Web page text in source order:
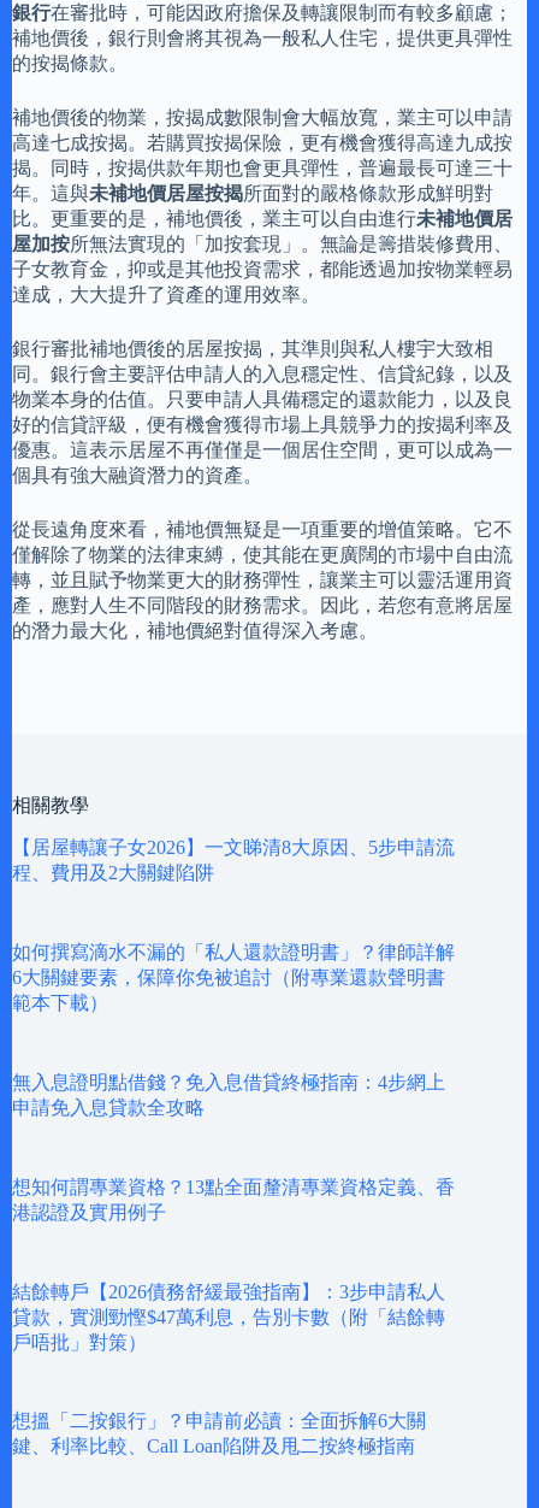
銀行在審批時，可能因政府擔保及轉讓限制而有較多顧慮；
補地價後，銀行則會將其視為一般私人住宅，提供更具彈性
的按揭條款。
補地價後的物業，按揭成數限制會大幅放寬，業主可以申請
高達七成按揭。若購買按揭保險，更有機會獲得高達九成按
揭。同時，按揭供款年期也會更具彈性，普遍最長可達三十
年。這與未補地價居屋按揭所面對的嚴格條款形成鮮明對
比。更重要的是，補地價後，業主可以自由進行未補地價居
屋加按所無法實現的「加按套現」。無論是籌措裝修費用、
子女教育金，抑或是其他投資需求，都能透過加按物業輕易
達成，大大提升了資產的運用效率。
銀行審批補地價後的居屋按揭，其準則與私人樓宇大致相
同。銀行會主要評估申請人的入息穩定性、信貸紀錄，以及
物業本身的估值。只要申請人具備穩定的還款能力，以及良
好的信貸評級，便有機會獲得市場上具競爭力的按揭利率及
優惠。這表示居屋不再僅僅是一個居住空間，更可以成為一
個具有強大融資潛力的資產。
從長遠角度來看，補地價無疑是一項重要的增值策略。它不
僅解除了物業的法律束縛，使其能在更廣闊的市場中自由流
轉，並且賦予物業更大的財務彈性，讓業主可以靈活運用資
產，應對人生不同階段的財務需求。因此，若您有意將居屋
的潛力最大化，補地價絕對值得深入考慮。
相關教學
【居屋轉讓子女2026】一文睇清8大原因、5步申請流
程、費用及2大關鍵陷阱
如何撰寫滴水不漏的「私人還款證明書」？律師詳解
6大關鍵要素，保障你免被追討（附專業還款聲明書
範本下載）
無入息證明點借錢？免入息借貸終極指南：4步網上
申請免入息貸款全攻略
想知何謂專業資格？13點全面釐清專業資格定義、香
港認證及實用例子
結餘轉戶【2026債務舒緩最強指南】：3步申請私人
貸款，實測勁慳$47萬利息，告別卡數（附「結餘轉
戶唔批」對策）
想搵「二按銀行」？申請前必讀：全面拆解6大關
鍵、利率比較、Call Loan陷阱及甩二按終極指南